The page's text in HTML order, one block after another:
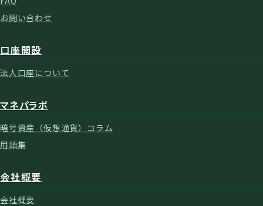
お問い合わせ
口座開設
法人口座について
マネパラボ
暗号資産（仮想通貨）コラム
用語集
会社概要
会社概要